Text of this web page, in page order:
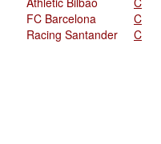
FC Barcelona
C
Racing Santander
C